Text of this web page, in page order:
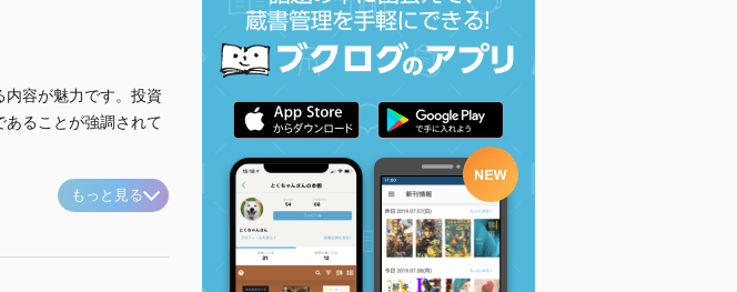
容が魅力です。投資
ることが強調されて
もっと見る